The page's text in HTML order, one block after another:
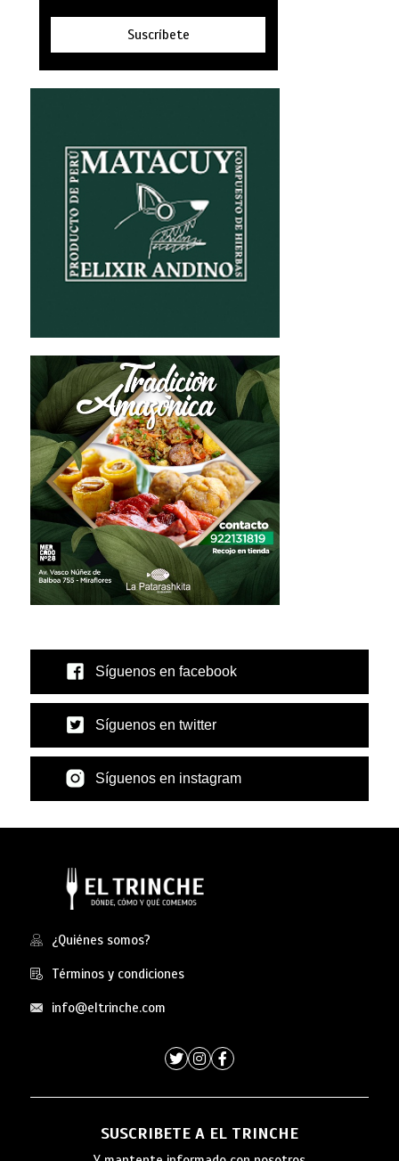
Suscríbete
Síguenos en facebook
Síguenos en twitter
Síguenos en instagram
¿Quiénes somos?
Términos y condiciones
info@eltrinche.com
SUSCRIBETE A EL TRINCHE